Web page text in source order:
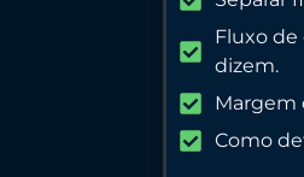
Fluxo
dizem.
Margem
Como